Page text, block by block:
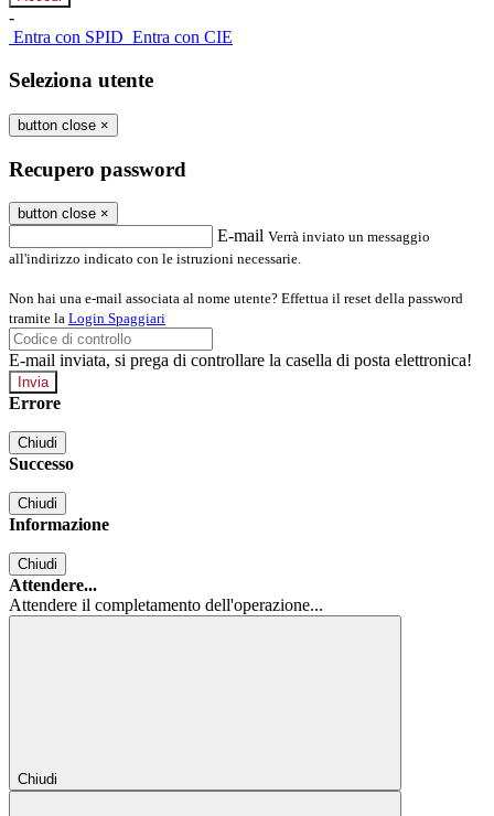
-
Entra con SPID Entra con CIE
Seleziona utente
button close ×
Recupero password
button close ×
E-mail Verrà inviato un messaggio
all'indirizzo indicato con le istruzioni necessarie.
Non hai una e-mail associata al nome utente? Effettua il reset della password
tramite la Login Spaggiari
E-mail inviata, si prega di controllare la casella di posta elettronica!
Errore
Chiudi
Successo
Chiudi
Informazione
Chiudi
Attendere...
Attendere il completamento dell'operazione...
Chiudi